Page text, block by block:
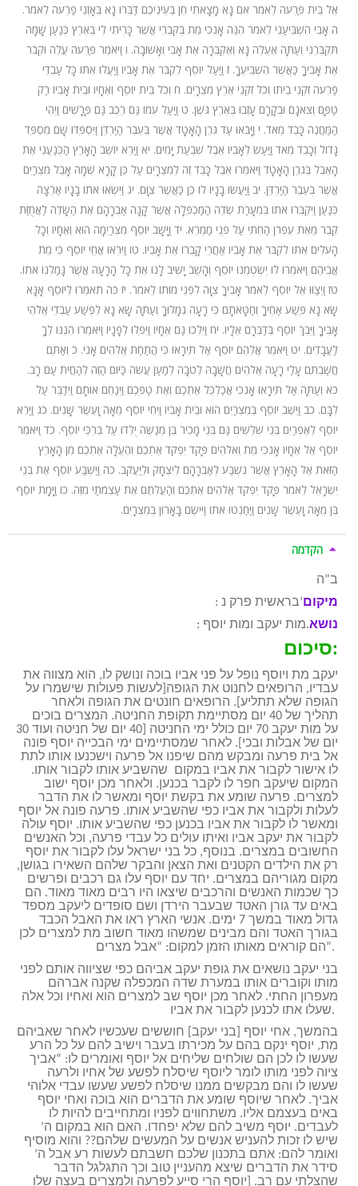
אֶל בֵּית פַּרְעֹה לֵאמֹר אִם נָא מָצָאתִי חֵן בְּעֵינֵיכֶם דַּבְּרוּ נָא בְּאָזְנֵי פַרְעֹה לֵאמֹר.
ה אָבִי הִשְׁבִּיעַנִי לֵאמֹר הִנֵּה אָנֹכִי מֵת בְּקִבְרִי אֲשֶׁר כָּרִיתִי לִי בְּאֶרֶץ כְּנַעַן שָׁמָּה
תִּקְבְּרֵנִי וְעַתָּה אֶעֱלֶה נָּא וְאֶקְבְּרָה אֶת אָבִי וְאָשׁוּבָה. ו וַיֹּאמֶר פַּרְעֹה עֲלֵה וּקְבֹר
אֶת אָבִיךָ כַּאֲשֶׁר הִשְׁבִּיעֶךָ. ז וַיַּעַל יוֹסֵף לִקְבֹּר אֶת אָבִיו וַיַּעֲלוּ אִתּוֹ כָּל עַבְדֵי
פַרְעֹה זִקְנֵי בֵיתוֹ וְכֹל זִקְנֵי אֶרֶץ מִצְרָיִם. ח וְכֹל בֵּית יוֹסֵף וְאֶחָיו וּבֵית אָבִיו רַק
טַפָּם וְצֹאנָם וּבְקָרָם עָזְבוּ בְּאֶרֶץ גֹּשֶׁן. ט וַיַּעַל עִמּוֹ גַּם רֶכֶב גַּם פָּרָשִׁים וַיְהִי
הַמַּחֲנֶה כָּבֵד מְאֹד. י וַיָּבֹאוּ עַד גֹּרֶן הָאָטָד אֲשֶׁר בְּעֵבֶר הַיַּרְדֵּן וַיִּסְפְּדוּ שָׁם מִסְפֵּד
גָּדוֹל וְכָבֵד מְאֹד וַיַּעַשׂ לְאָבִיו אֵבֶל שִׁבְעַת יָמִים. יא וַיַּרְא יוֹשֵׁב הָאָרֶץ הַכְּנַעֲנִי אֶת
הָאֵבֶל בְּגֹרֶן הָאָטָד וַיֹּאמְרוּ אֵבֶל כָּבֵד זֶה לְמִצְרָיִם עַל כֵּן קָרָא שְׁמָהּ אָבֵל מִצְרַיִם
אֲשֶׁר בְּעֵבֶר הַיַּרְדֵּן. יב וַיַּעֲשׂוּ בָנָיו לוֹ כֵּן כַּאֲשֶׁר צִוָּם. יג וַיִּשְׂאוּ אֹתוֹ בָנָיו אַרְצָה
כְּנַעַן וַיִּקְבְּרוּ אֹתוֹ בִּמְעָרַת שְׂדֵה הַמַּכְפֵּלָה אֲשֶׁר קָנָה אַבְרָהָם אֶת הַשָּׂדֶה לַאֲחֻזַּת
קֶבֶר מֵאֵת עֶפְרֹן הַחִתִּי עַל פְּנֵי מַמְרֵא. יד וַיָּשָׁב יוֹסֵף מִצְרַיְמָה הוּא וְאֶחָיו וְכָל
הָעֹלִים אִתּוֹ לִקְבֹּר אֶת אָבִיו אַחֲרֵי קָבְרוֹ אֶת אָבִיו. טו וַיִּרְאוּ אֲחֵי יוֹסֵף כִּי מֵת
אֲבִיהֶם וַיֹּאמְרוּ לוּ יִשְׂטְמֵנוּ יוֹסֵף וְהָשֵׁב יָשִׁיב לָנוּ אֵת כָּל הָרָעָה אֲשֶׁר גָּמַלְנוּ אֹתוֹ.
טז וַיְצַוּוּ אֶל יוֹסֵף לֵאמֹר אָבִיךָ צִוָּה לִפְנֵי מוֹתוֹ לֵאמֹר. יז כֹּה תֹאמְרוּ לְיוֹסֵף אָנָּא
שָׂא נָא פֶּשַׁע אַחֶיךָ וְחַטָּאתָם כִּי רָעָה גְמָלוּךָ וְעַתָּה שָׂא נָא לְפֶשַׁע עַבְדֵי אֱלֹהֵי
אָבִיךָ וַיֵּבְךְּ יוֹסֵף בְּדַבְּרָם אֵלָיו. יח וַיֵּלְכוּ גַּם אֶחָיו וַיִּפְּלוּ לְפָנָיו וַיֹּאמְרוּ הִנֶּנּוּ לְךָ
לַעֲבָדִים. יט וַיֹּאמֶר אֲלֵהֶם יוֹסֵף אַל תִּירָאוּ כִּי הֲתַחַת אֱלֹהִים אָנִי. כ וְאַתֶּם
חֲשַׁבְתֶּם עָלַי רָעָה אֱלֹהִים חֲשָׁבָהּ לְטֹבָה לְמַעַן עֲשֹׂה כַּיּוֹם הַזֶּה לְהַחֲיֹת עַם רָב.
כא וְעַתָּה אַל תִּירָאוּ אָנֹכִי אֲכַלְכֵּל אֶתְכֶם וְאֶת טַפְּכֶם וַיְנַחֵם אוֹתָם וַיְדַבֵּר עַל
לִבָּם. כב וַיֵּשֶׁב יוֹסֵף בְּמִצְרַיִם הוּא וּבֵית אָבִיו וַיְחִי יוֹסֵף מֵאָה וָעֶשֶׂר שָׁנִים. כג וַיַּרְא
יוֹסֵף לְאֶפְרַיִם בְּנֵי שִׁלֵּשִׁים גַּם בְּנֵי מָכִיר בֶּן מְנַשֶּׁה יֻלְּדוּ עַל בִּרְכֵּי יוֹסֵף. כד וַיֹּאמֶר
יוֹסֵף אֶל אֶחָיו אָנֹכִי מֵת וֵאלֹהִים פָּקֹד יִפְקֹד אֶתְכֶם וְהֶעֱלָה אֶתְכֶם מִן הָאָרֶץ
הַזֹּאת אֶל הָאָרֶץ אֲשֶׁר נִשְׁבַּע לְאַבְרָהָם לְיִצְחָק וּלְיַעֲקֹב. כה וַיַּשְׁבַּע יוֹסֵף אֶת בְּנֵי
יִשְׂרָאֵל לֵאמֹר פָּקֹד יִפְקֹד אֱלֹהִים אֶתְכֶם וְהַעֲלִתֶם אֶת עַצְמֹתַי מִזֶּה. כו וַיָּמָת יוֹסֵף
בֶּן מֵאָה וָעֶשֶׂר שָׁנִים וַיַּחַנְטוּ אֹתוֹ וַיִּישֶׂם בָּאָרוֹן בְּמִצְרָיִם.
הקדמה
ב”ה
מיקום : בראשית פרק נ’
נושא: מות יעקב ומות יוסף.
סיכום:
יעקב מת ויוסף נופל על פני אביו בוכה ונושק לו, הוא מצווה את
עבדיו, הרופאים לחנוט את הגופה[לעשות פעולות שישמרו על
הגופה שלא תתליע]. הרופאים חונטים את הגופה ולאחר
תהליך של 40 יום מסתיימת תקופת החניטה. המצרים בוכים
על מות יעקב 70 יום כולל ימי החניטה [40 יום של חניטה ועוד 30
יום של אבלות ובכי]. לאחר שמסתיימים ימי הבכייה יוסף פונה
אל בית פרעה ומבקש מהם שיפנו אל פרעה וישכנעו אותו לתת
לו אישור לקבור את אביו במקום שהשביע אותו לקבור אותו.
המקום שיעקב חפר לו לקבר בכנען. ולאחר מכן יוסף ישוב
למצרים. פרעה שומע את בקשת יוסף ומאשר לו את הדבר
לעלות ולקבור את אביו כפי שהשביע אותו. פרעה פונה אל יוסף
ומאשר לו לקבור את אביו בכנען כפי שהשביע אותו. יוסף עולה
לקבור את יעקב אביו ואיתו עולים כל עבדי פרעה, וכל האנשים
החשובים במצרים. בנוסף, כל בני ישראל עלו לקבור את יוסף
רק את הילדים הקטנים ואת הצאן והבקר שלהם השאירו בגושן,
מקום מגוריהם במצרים. יחד עם יוסף עלו גם רכבים ופרשים
כך שכמות האנשים והרכבים שיצאו היו רבים מאוד מאוד. הם
באים עד גורן האטד שבעבר הירדן ושם סופדים ליעקב מספד
גדול מאוד במשך 7 ימים. אנשי הארץ ראו את האבל הכבד
בגורך האטד והם מבינים שמשהו מאוד חשוב מת למצרים לכן
הם קוראים מאותו הזמן למקום: “אבל מצרים”.
בני יעקב נושאים את גופת יעקב אביהם כפי שציווה אותם לפני
מותו וקוברים אותו במערת שדה המכפלה שקנה אברהם
מעפרון החתי. לאחר מכן יוסף שב למצרים הוא ואחיו וכל אלה
שעלו אתו לכנען לקבור את אביו.
בהמשך, אחי יוסף [בני יעקב] חוששים שעכשיו לאחר שאביהם
מת, יוסף ינקם בהם על מכירתו בעבר וישיב להם על כל הרע
שעשו לו לכן הם שולחים שליחים אל יוסף ואומרים לו: “אביך
ציוה לפני מותו לומר ליוסף שיסלח לפשע של אחיו ולרעה
שעשו לו והם מבקשים ממנו שיסלח לפשע שעשו עבדי אלוהי
אביך. לאחר שיוסף שומע את הדברים הוא בוכה ואחי יוסף
באים בעצמם אליו. משתחווים לפניו ומתחייבים להיות לו
לעבדים. יוסף משיב להם שלא יפחדו. האם הוא במקום ה’
שיש לו זכות להעניש אנשים על המעשים שלהם?? והוא מוסיף
ואומר להם: אתם בתכנון שלכם חשבתם לעשות רע אבל ה’
סידר את הדברים שיצא מהעניין טוב וכך התגלגל הדבר
שהצלתי עם רב. [יוסף הרי סייע לפרעה ולמצרים בעצה שלו